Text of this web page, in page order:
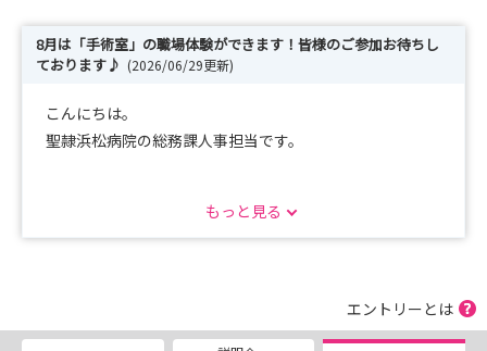
8月は「手術室」の職場体験ができます！皆様のご参加お待ちし
ております♪ (2026/06/29更新)
こんにちは。
聖隷浜松病院の総務課人事担当です。
当院では、看護学生、既卒看護師、助産学生、既卒助産師
もっと見る
エントリーとは